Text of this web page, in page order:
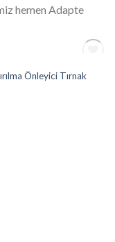
hemen Adapte
to
Önleyici Tırnak